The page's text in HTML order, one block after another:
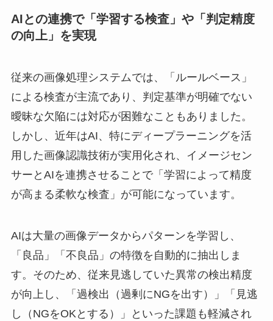
AIとの連携で「学習する検査」や「判定精度
の向上」を実現
従来の画像処理システムでは、「ルールベース」
による検査が主流であり、判定基準が明確でない
曖昧な欠陥には対応が困難なこともありました。
しかし、近年はAI、特にディープラーニングを活
用した画像認識技術が実用化され、イメージセン
サーとAIを連携させることで「学習によって精度
が高まる柔軟な検査」が可能になっています。
AIは大量の画像データからパターンを学習し、
「良品」「不良品」の特徴を自動的に抽出しま
す。そのため、従来見逃していた異常の検出精度
が向上し、「過検出（過剰にNGを出す）」「見逃
し（NGをOKとする）」といった課題も軽減され